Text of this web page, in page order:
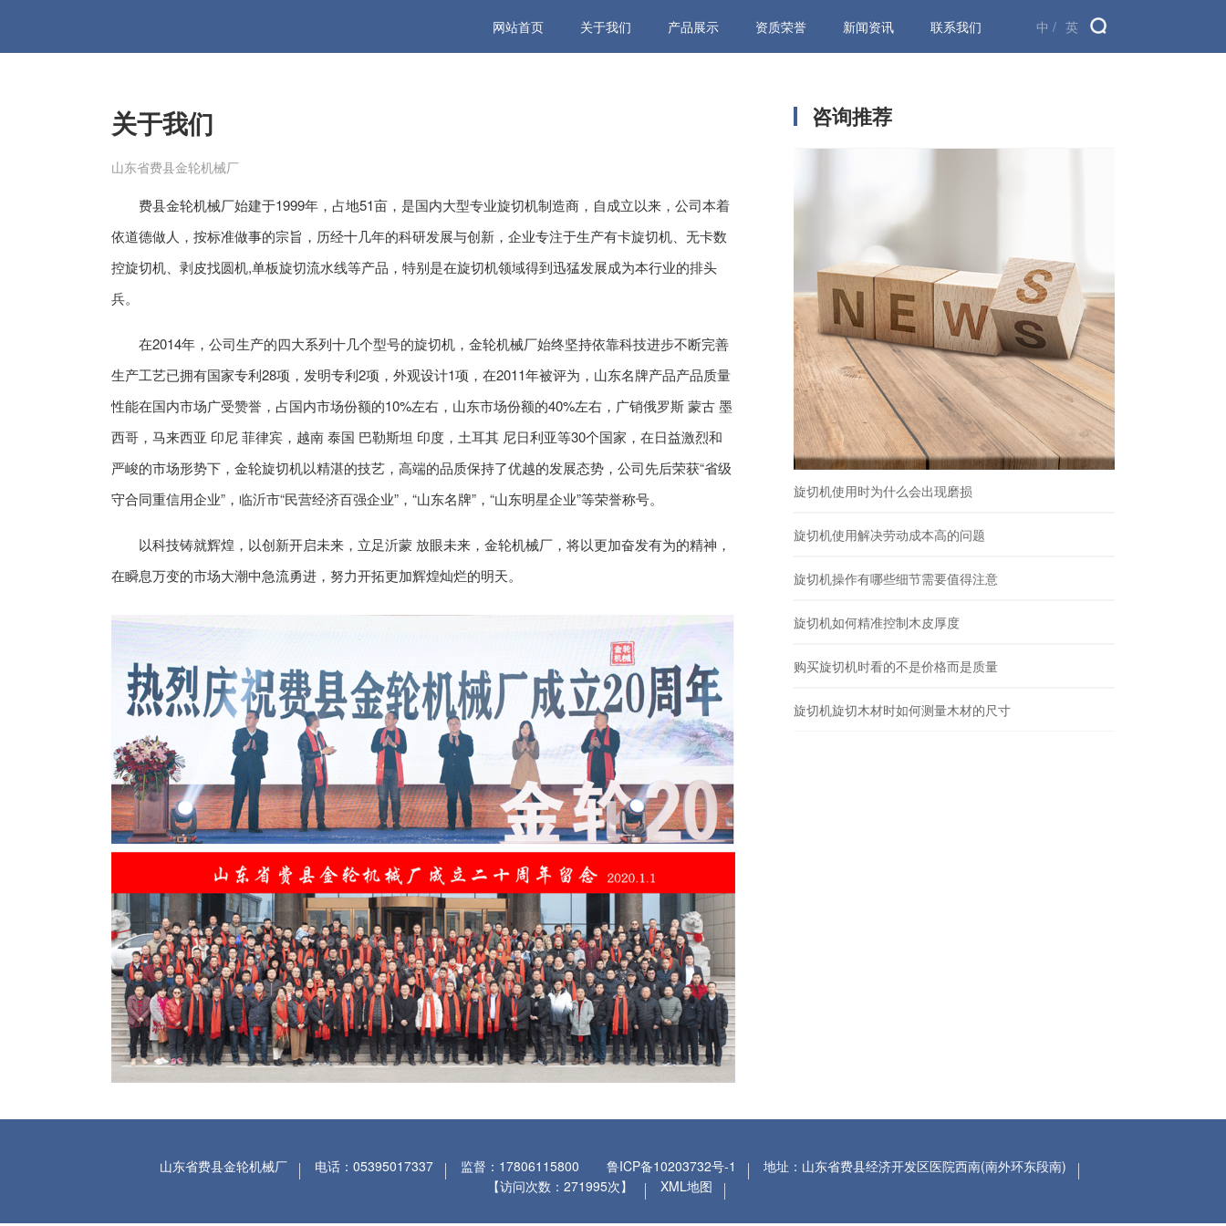
网站首页 关于我们 产品展示 资质荣誉 新闻资讯 联系我们 中 / 英
关于我们
山东省费县金轮机械厂
费县金轮机械厂始建于1999年，占地51亩，是国内大型专业旋切机制造商，自成立以来，公司本着
依道德做人，按标准做事的宗旨，历经十几年的科研发展与创新，企业专注于生产有卡旋切机、无卡数
控旋切机、剥皮找圆机,单板旋切流水线等产品，特别是在旋切机领域得到迅猛发展成为本行业的排头
兵。
在2014年，公司生产的四大系列十几个型号的旋切机，金轮机械厂始终坚持依靠科技进步不断完善
生产工艺已拥有国家专利28项，发明专利2项，外观设计1项，在2011年被评为，山东名牌产品产品质量
性能在国内市场广受赞誉，占国内市场份额的10%左右，山东市场份额的40%左右，广销俄罗斯 蒙古 墨
西哥，马来西亚 印尼 菲律宾，越南 泰国 巴勒斯坦 印度，土耳其 尼日利亚等30个国家，在日益激烈和
严峻的市场形势下，金轮旋切机以精湛的技艺，高端的品质保持了优越的发展态势，公司先后荣获“省级
守合同重信用企业”，临沂市“民营经济百强企业”，“山东名牌”，“山东明星企业”等荣誉称号。
以科技铸就辉煌，以创新开启未来，立足沂蒙 放眼未来，金轮机械厂，将以更加奋发有为的精神，
在瞬息万变的市场大潮中急流勇进，努力开拓更加辉煌灿烂的明天。
咨询推荐
旋切机使用时为什么会出现磨损
旋切机使用解决劳动成本高的问题
旋切机操作有哪些细节需要值得注意
旋切机如何精准控制木皮厚度
购买旋切机时看的不是价格而是质量
旋切机旋切木材时如何测量木材的尺寸
山东省费县金轮机械厂 电话：05395017337 监督：17806115800 鲁ICP备10203732号-1
地址：山东省费县经济开发区医院西南(南外环东段南)
【访问次数：271995次】
XML地图